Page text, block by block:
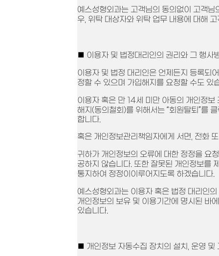
예스성형외과는 고객님의 동의없이 고객
우, 위탁 대상자와 위탁 업무 내용에 대해
■ 이용자 및 법정대리인의 권리와 그 행사
이용자 및 법정 대리인은 언제든지 등록되
정할 수 있으며 가입해지를 요청할 수도 있
이용자 혹은 만 14세 미만 아동의 개인정보
해지(동의철회)를 위해서는 “회원탈퇴”를
합니다.
혹은 개인정보관리책임자에게 서면, 전화
귀하가 개인정보의 오류에 대한 정정을 요
공하지 않습니다. 또한 잘못된 개인정보를
통지하여 정정이이루어지도록 하겠습니다.
예스성형외과는 이용자 혹은 법정 대리인
개인정보의 보유 및 이용기간에 명시된 바
있습니다.
■ 개인정보 자동수집 장치의 설치, 운영 및